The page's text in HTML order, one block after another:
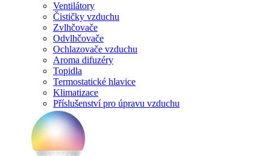
Ventilátory
Čističky vzduchu
Zvlhčovače
Odvlhčovače
Ochlazovače vzduchu
Aroma difuzéry
Topidla
Termostatické hlavice
Klimatizace
Příslušenství pro úpravu vzduchu